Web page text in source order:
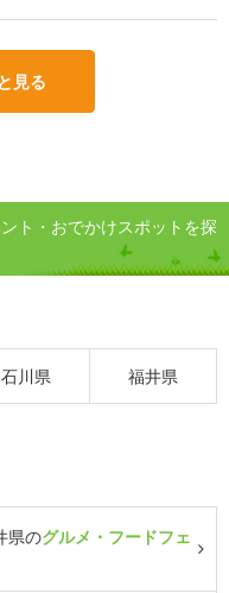
見る
ト・おでかけスポットを探
石川県 福井県
県のグルメ・フードフェ